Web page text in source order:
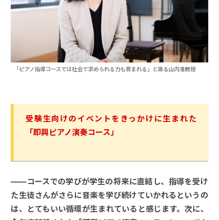
「ピアノ指導コースでは社会で求められる力も育まれる」と語る山内准教授
受験生向けのイベントをきっかけに生まれた
「即興ピアノ演奏コース」
――コースでの学びが学生の将来に直結し、指導を受け
た生徒さんがさらに音楽を学び続けていかれるというの
は、とてもいい循環が生まれていると感じます。次に、